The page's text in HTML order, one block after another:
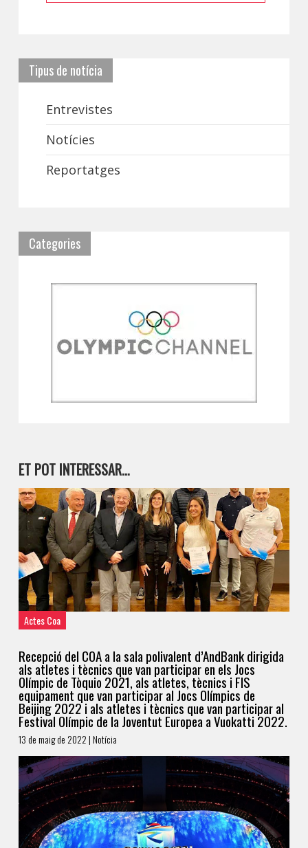
Tipus de notícia
Entrevistes
Notícies
Reportatges
Categories
ET POT INTERESSAR…
Actes Coa
Recepció del COA a la sala polivalent d’AndBank dirigida
als atletes i tècnics que van participar en els Jocs
Olímpic de Tòquio 2021, als atletes, tècnics i FIS
equipament que van participar al Jocs Olímpics de
Beijing 2022 i als atletes i tècnics que van participar al
Festival Olímpic de la Joventut Europea a Vuokatti 2022.
13 de maig de 2022 | Notícia